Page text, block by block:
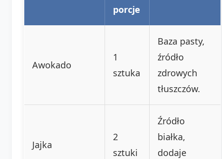
porcje
Awokado
1
sztuka
Baza pasty,
źródło
zdrowych
tłuszczów.
Jajka
2
sztuki
Źródło
białka,
dodaje